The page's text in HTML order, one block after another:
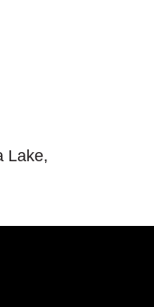
Lake,